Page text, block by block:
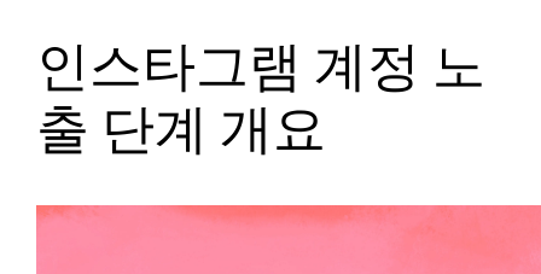
인스타그램 계정 노
출 단계 개요